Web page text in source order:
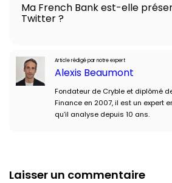
Ma French Bank est-elle
Twitter ?
Article rédigé par notre expert
Alexis Beaumont
Fondateur de Cryble et diplômé
Finance en 2007, il est un expert
qu’il analyse depuis 10 ans.
Laisser un commentaire